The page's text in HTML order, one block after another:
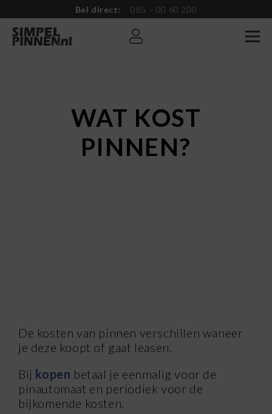
Bel direct: 085 – 00 60 200
WAT KOST
PINNEN?
De kosten van pinnen verschillen waneer
je deze koopt of gaat leasen.
Bij kopen betaal je eenmalig voor de
pinautomaat en periodiek voor de
bijkomende kosten.